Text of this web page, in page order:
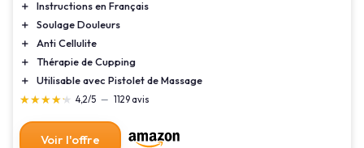
＋
Instructions en Français
＋
Soulage Douleurs
＋
Anti Cellulite
＋
Thérapie de Cupping
＋
Utilisable avec Pistolet de Massage
★★★★★
★★★★★ 4,2/5 — 1129 avis
Voir l'offre